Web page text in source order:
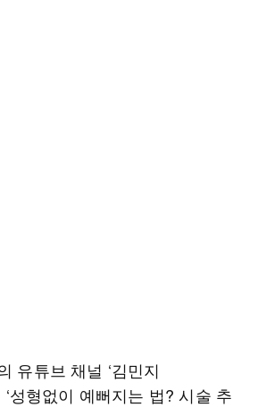
유튜브 채널 ‘김민지
‘성형없이 예뻐지는 법? 시술 추